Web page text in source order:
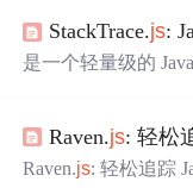
StackTrace.js:
是一个轻量级的
发者获取更详细的
错误处理中，堆栈
Raven.js: 轻松
Raven.js: 轻松追踪